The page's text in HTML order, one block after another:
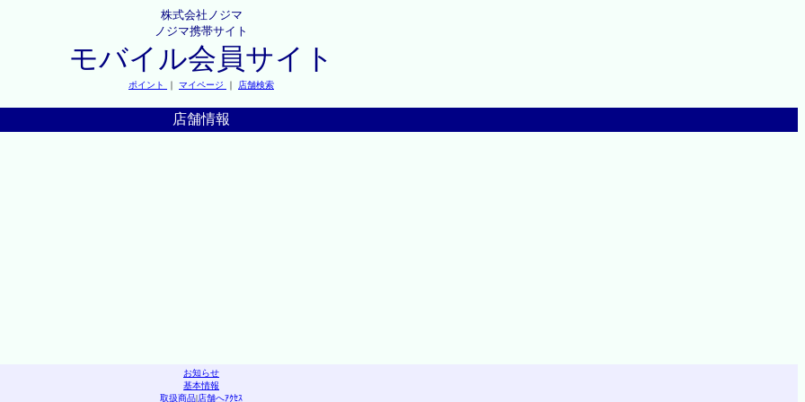
株式会社ノジマ
ノジマ携帯サイト
モバイル会員サイト
ポイント ｜ マイページ ｜ 店舗検索
店舗情報
お知らせ
基本情報
取扱商品|店舗へｱｸｾｽ